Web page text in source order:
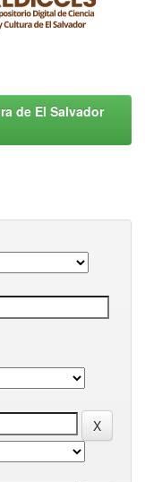
de El Salvador